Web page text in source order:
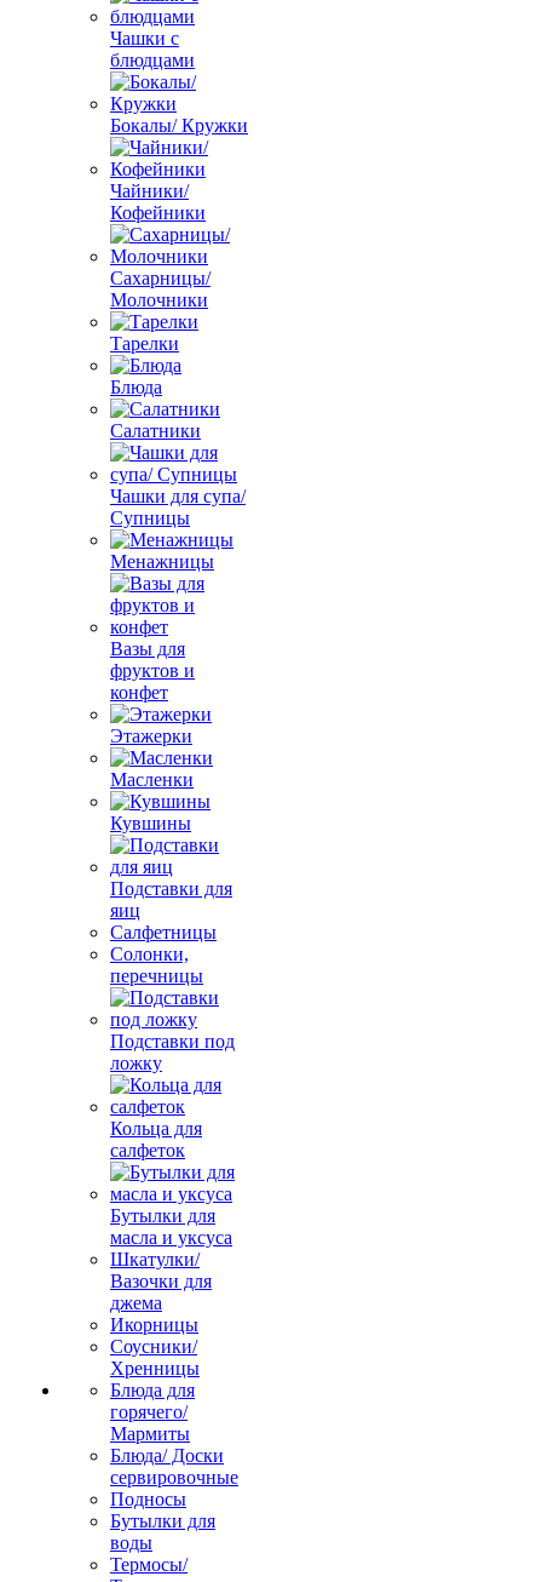
Чашки с
блюдцами
Бокалы/ Кружки
Чайники/
Кофейники
Сахарницы/
Молочники
Тарелки
Блюда
Салатники
Чашки для супа/
Супницы
Менажницы
Вазы для
фруктов и
конфет
Этажерки
Масленки
Кувшины
Подставки для
яиц
Салфетницы
Солонки,
перечницы
Подставки под
ложку
Кольца для
салфеток
Бутылки для
масла и уксуса
Шкатулки/
Вазочки для
джема
Икорницы
Соусники/
Хренницы
Блюда для
горячего/
Мармиты
Блюда/ Доски
сервировочные
Подносы
Бутылки для
воды
Термосы/